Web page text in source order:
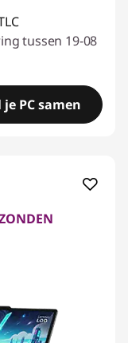
tussen 19-08
je PC samen